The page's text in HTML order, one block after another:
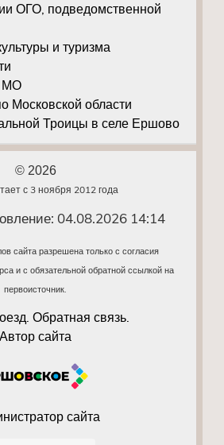
ОГО, подведомственной
и туризма
МО
Московской области
Троицы в селе Ершово
© 2026
с 3 ноября 2012 года
04.08.2026 14:14
сайта разрешена только с согласия
и с обязательной обратной ссылкой на
первоисточник.
Обратная связь.
Автор сайта
сайта